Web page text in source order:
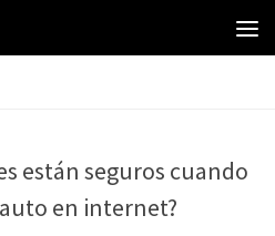
están seguros cuando
en internet?